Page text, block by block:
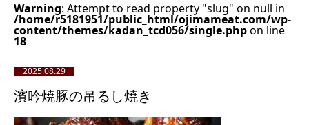
Warning: Attempt to read property "slug" on null in
/home/r5181951/public_html/ojimameat.com/wp-
content/themes/kadan_tcd056/single.phpon line
18
2025.08.29
濱吟焼豚の吊るし焼き